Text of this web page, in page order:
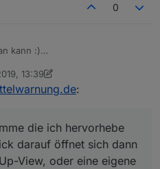
0
kann :)
zwar dann nicht mehr das
das Bild ganz schön:
die ich hervorhebe wenn
13:39
:
die ich hervorhebe
darauf öffnet sich dann
View, oder eine eigene